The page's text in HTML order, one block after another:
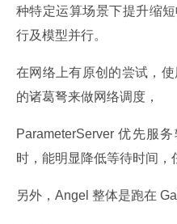
种特定运算场景下提升缩
行及模型并行。
在网络上有原创的尝试，
的诸葛弩来做网络调度，
ParameterServer 优先服
时，能明显降低等待时间，
另外，Angel 整体是跑在